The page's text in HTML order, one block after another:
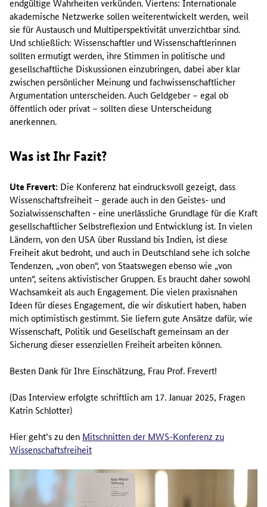
endgültige Wahrheiten verkünden. Viertens: Internationale
akademische Netzwerke sollen weiterentwickelt werden, weil
sie für Austausch und Multiperspektivität unverzichtbar sind.
Und schließlich: Wissenschaftler und Wissenschaftlerinnen
sollten ermutigt werden, ihre Stimmen in politische und
gesellschaftliche Diskussionen einzubringen, dabei aber klar
zwischen persönlicher Meinung und fachwissenschaftlicher
Argumentation unterscheiden. Auch Geldgeber – egal ob
öffentlich oder privat – sollten diese Unterscheidung
anerkennen.
Was ist Ihr Fazit?
Ute Frevert: Die Konferenz hat eindrucksvoll gezeigt, dass
Wissenschaftsfreiheit – gerade auch in den Geistes- und
Sozialwissenschaften - eine unerlässliche Grundlage für die Kraft
gesellschaftlicher Selbstreflexion und Entwicklung ist. In vielen
Ländern, von den USA über Russland bis Indien, ist diese
Freiheit akut bedroht, und auch in Deutschland sehe ich solche
Tendenzen, „von oben“, von Staatswegen ebenso wie „von
unten“, seitens aktivistischer Gruppen. Es braucht daher sowohl
Wachsamkeit als auch Engagement. Die vielen praxisnahen
Ideen für dieses Engagement, die wir diskutiert haben, haben
mich optimistisch gestimmt. Sie liefern gute Ansätze dafür, wie
Wissenschaft, Politik und Gesellschaft gemeinsam an der
Sicherung dieser essenziellen Freiheit arbeiten können.
Besten Dank für Ihre Einschätzung, Frau Prof. Frevert!
(Das Interview erfolgte schriftlich am 17. Januar 2025, Fragen
Katrin Schlotter)
Hier geht’s zu den Mitschnitten der MWS-Konferenz zu
Wissenschaftsfreiheit